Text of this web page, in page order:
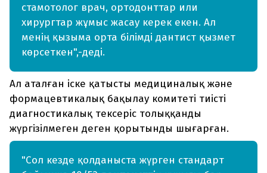
стамотолог врач, ортодонттар или
хирургтар жұмыс жасау керек екен. Ал
менің қызыма орта білімді дантист қызмет
көрсеткен",-деді.
Ал аталған іске қатысты медициналық және
формацевтикалық бақылау комитеті тиісті
диагностикалық тексеріс толыққанды
жүргізілмеген деген қорытынды шығарған.
"Сол кезде қолданыста жүрген стандарт